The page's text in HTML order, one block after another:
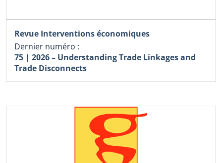
Revue Interventions économiques
Dernier numéro :
75 | 2026 – Understanding Trade Linkages and
Trade Disconnects